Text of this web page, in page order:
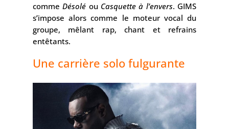
commeDésolé ou Casquette à l’envers. GIMS
s’impose alors comme le moteur vocal du
groupe, mêlant rap, chant et refrains
entêtants.
Une carrière solo fulgurante